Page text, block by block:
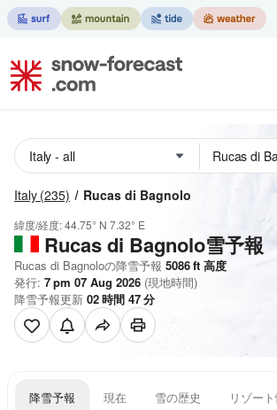
Italy (235) Rucas di Bagnolo
緯度/経度:44.75° N 7.32° E
Rucas di Bagnolo雪予報
Rucas di Bagnoloの降雪予報 5086ft 高度
発行: 7 pm 07 Aug 2026 (現地時間)
降雪予報更新 02時間 47分
降雪予報 現在 雪の歴史 リゾー